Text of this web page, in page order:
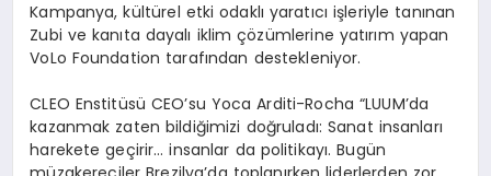
Kampanya, kültürel etki odaklı yaratıcı işleriyle tanınan
Zubi ve kanıta dayalı iklim çözümlerine yatırım yapan
VoLo Foundation tarafından destekleniyor.
CLEO Enstitüsü CEO’su Yoca Arditi-Rocha “LUUM’da
kazanmak zaten bildiğimizi doğruladı: Sanat insanları
harekete geçirir… insanlar da politikayı. Bugün